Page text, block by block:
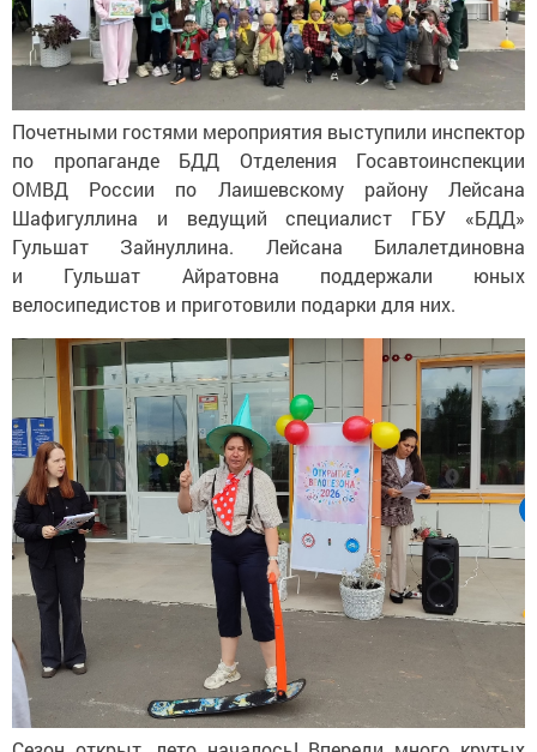
Почетными гостями мероприятия выступили инспектор
по
пропаганде БДД Отделения Госавтоинспекции
ОМВД России по
Лаишевскому району Лейсана
Шафигуллина и
ведущий специалист ГБУ «БДД»
Гульшат Зайнуллина. Лейсана Билалетдиновна
и
Гульшат Айратовна поддержали юных
велосипедистов и приготовили подарки для них.